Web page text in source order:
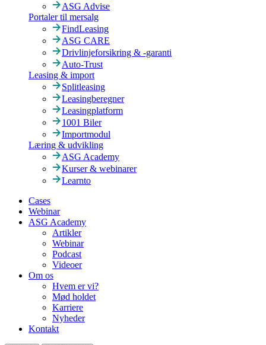
ASG Advise
Portaler til mersalg
FindLeasing
ASG CARE
Drivlinjeforsikring & -garanti
Auto-Trust
Leasing & import
Splitleasing
Leasingberegner
Leasingplatform
1001 Biler
Importmodul
Læring & udvikling
ASG Academy
Kurser & webinarer
Learnto
Cases
Webinar
ASG Academy
Artikler
Webinar
Podcast
Videoer
Om os
Hvem er vi?
Mød holdet
Karriere
Nyheder
Kontakt